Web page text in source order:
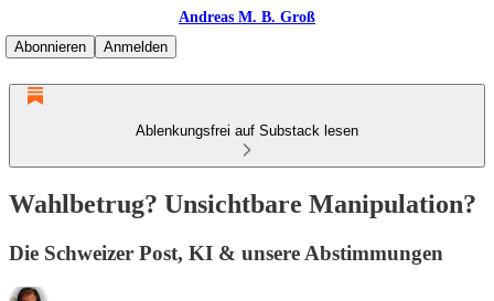
Andreas M. B. Groß
Abonnieren
Anmelden
Ablenkungsfrei auf Substack lesen
Wahlbetrug? Unsichtbare Manipulation?
Die Schweizer Post, KI & unsere Abstimmungen